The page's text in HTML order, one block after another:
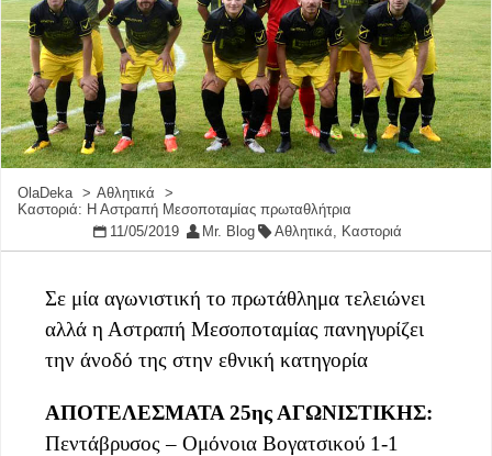
OlaDeka
Αθλητικά
Καστοριά: Η Αστραπή Μεσοποταμίας πρωταθλήτρια
11/05/2019
Mr. Blog Αθλητικά, Καστοριά
Σε μία αγωνιστική το πρωτάθλημα τελειώνει
αλλά η Αστραπή Μεσοποταμίας πανηγυρίζει
την άνοδό της στην εθνική κατηγορία
ΑΠΟΤΕΛΕΣΜΑΤΑ 25ης ΑΓΩΝΙΣΤΙΚΗΣ:
Πεντάβρυσος – Ομόνοια Βογατσικού 1-1